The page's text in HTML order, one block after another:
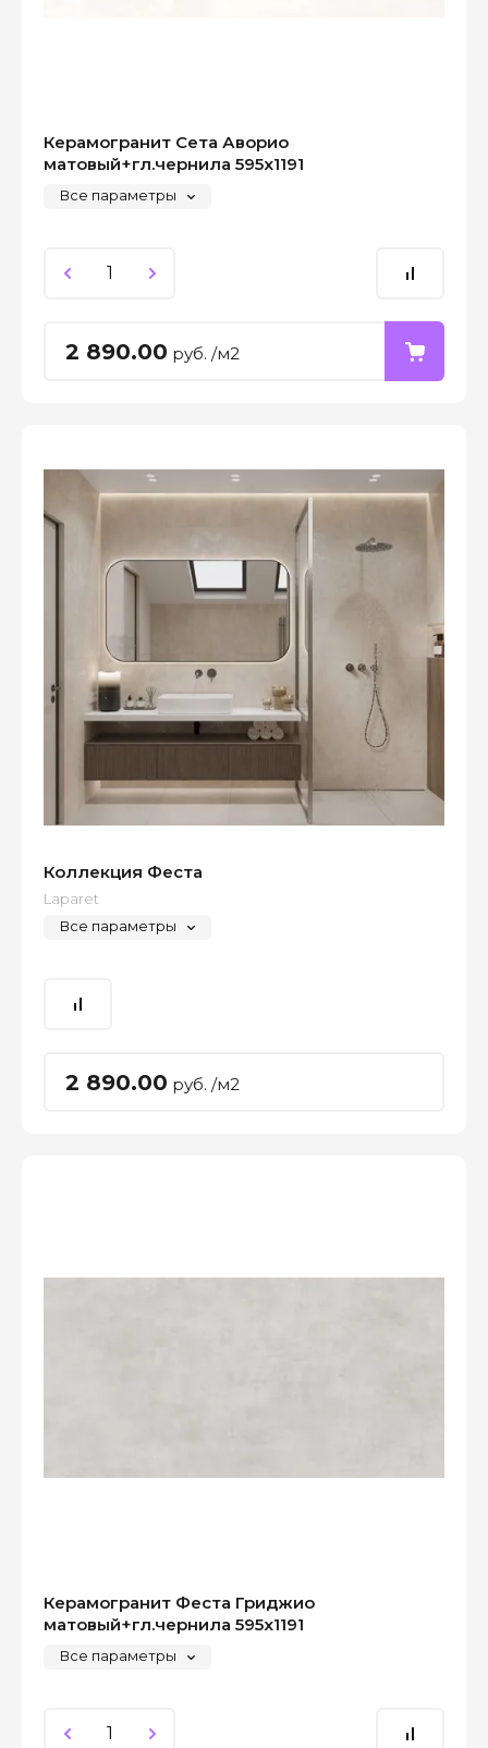
Керамогранит Сета Аворио
матовый+гл.чернила 595x1191
Все параметры
2 890.00 руб. /м2
Коллекция Феста
Laparet
Все параметры
2 890.00 руб. /м2
Керамогранит Феста Гриджио
матовый+гл.чернила 595x1191
Все параметры